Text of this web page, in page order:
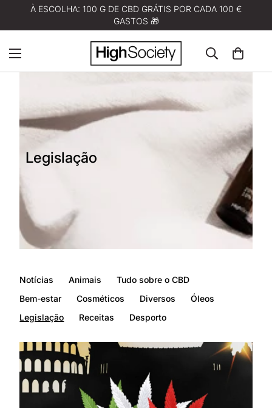
À ESCOLHA: 100 G DE CBD GRÁTIS POR CADA 100 €
GASTOS 🎁
Legislação
Notícias Animais
Tudo sobre o CBD
Bem-estar
Cosméticos Diversos
Óleos
Legislação
Receitas Desporto